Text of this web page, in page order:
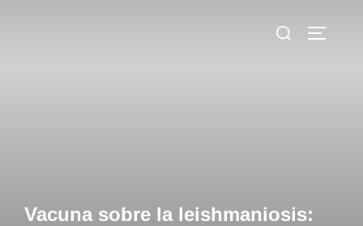
Buscar:
Vacuna sobre la leishmaniosis: